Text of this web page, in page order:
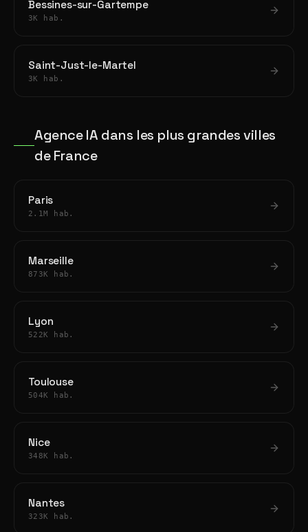
Bessines-sur-Gartempe
3K hab.
Saint-Just-le-Martel
3K hab.
Agence IA dans les plus grandes villes
de France
Paris
2.1M hab.
Marseille
873K hab.
Lyon
522K hab.
Toulouse
504K hab.
Nice
348K hab.
Nantes
323K hab.